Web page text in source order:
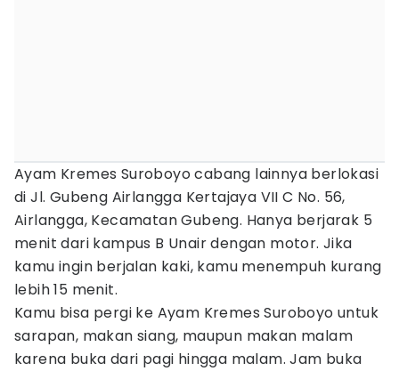
Ayam Kremes Suroboyo cabang lainnya berlokasi
di Jl. Gubeng Airlangga Kertajaya VII C No. 56,
Airlangga, Kecamatan Gubeng. Hanya berjarak 5
menit dari kampus B Unair dengan motor. Jika
kamu ingin berjalan kaki, kamu menempuh kurang
lebih 15 menit.
Kamu bisa pergi ke Ayam Kremes Suroboyo untuk
sarapan, makan siang, maupun makan malam
karena buka dari pagi hingga malam. Jam buka